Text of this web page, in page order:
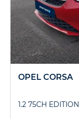
OPEL CORSA
1.2 75CH EDITION